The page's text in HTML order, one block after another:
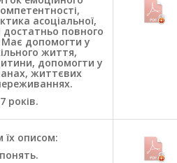
асоціальної,
достатньо повного
Має допомогти у
життя,
допомогти у
життєвих
років.
їх описом: